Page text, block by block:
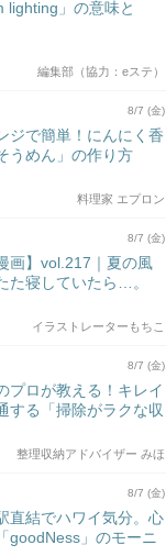
lighting」の意味と
編集部（協力：eステ）
8/7 (金)
ジで簡単！にんにく香
うめん」の作り方
料理家 エプロン
8/7 (金)
画】vol.217｜夏の風
た寝していたら…。
イラストレーターもちこ
8/7 (金)
プロが教える！キレイ
する「掃除がラクな収
整理収納アドバイザー みほ
8/7 (金)
直結でハワイ気分。心
goodNess」のモーニ